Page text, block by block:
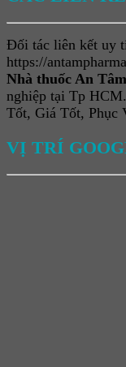
Đối tác liên kết uy
https://
Nhà thuốc An Tâm
nghiệp tại Tp HCM.
Tốt, Giá Tốt, Phục
VỊ TRÍ